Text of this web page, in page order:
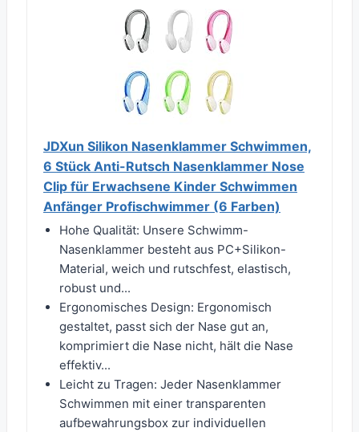
JDXun Silikon Nasenklammer Schwimmen,
6 Stück Anti-Rutsch Nasenklammer Nose
Clip für Erwachsene Kinder Schwimmen
Anfänger Profischwimmer (6 Farben)
Hohe Qualität: Unsere Schwimm-
Nasenklammer besteht aus PC+Silikon-
Material, weich und rutschfest, elastisch,
robust und...
Ergonomisches Design: Ergonomisch
gestaltet, passt sich der Nase gut an,
komprimiert die Nase nicht, hält die Nase
effektiv...
Leicht zu Tragen: Jeder Nasenklammer
Schwimmen mit einer transparenten
aufbewahrungsbox zur individuellen